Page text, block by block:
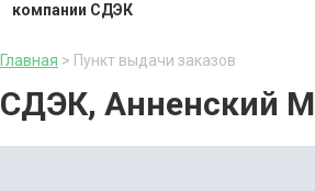
компании СДЭК
Главная > Пункт выдачи заказов
СДЭК, Анненский